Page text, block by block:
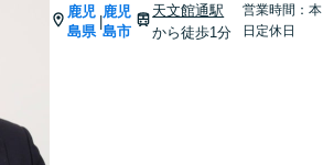
鹿児
島県
|
鹿児
島市
天文館通駅
から徒歩1分
営業時間：本
日定休日